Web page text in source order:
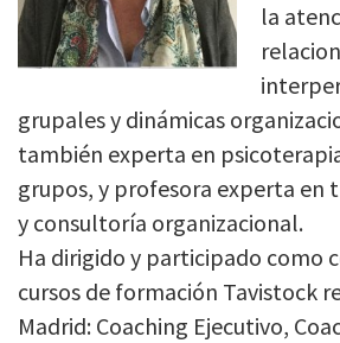
la
grupales y dinámicas
también experta en
grupos, y profesora experta en
y consultoría organizacional.
Ha dirigido y participado como
cursos de formación Tavistock
Madrid: Coaching Ejecutivo,